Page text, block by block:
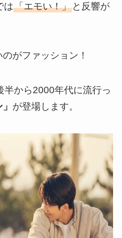
は「エモい！」と反響が
がファッション！
半から2000年代に流行っ
が登場します。